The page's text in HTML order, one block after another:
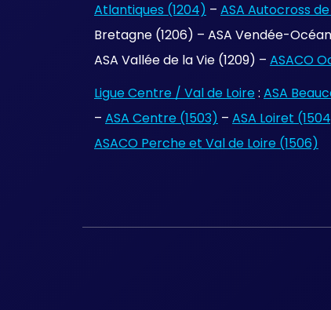
Atlantiques (1204) – ASA Autocross
Bretagne (1206) – ASA Vendée-
ASA Vallée de la Vie (1209) – ASACO
Ligue Centre / Val de Loire : ASA
– ASA Centre (1503) – ASA Loiret
ASACO Perche et Val de Loire (1506)